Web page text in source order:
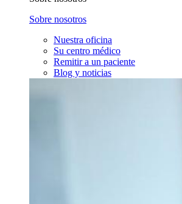
Sobre nosotros
Nuestra oficina
Su centro médico
Remitir a un paciente
Blog y noticias